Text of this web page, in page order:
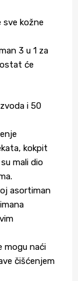
sve kožne
3 u 1 za
će
i 50
kokpit
mali dio
asortiman
mogu naći
čišćenjem